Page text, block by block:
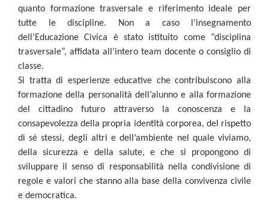
quanto formazione trasversale e riferimento ideale per
tutte le discipline. Non a caso l’insegnamento
dell’Educazione Civica è stato istituito come “disciplina
trasversale”, affidata all’intero team docente o consiglio di
classe.
Si tratta di esperienze educative che contribuiscono alla
formazione della personalità dell’alunno e alla formazione
del cittadino futuro attraverso la conoscenza e la
consapevolezza della propria identità corporea, del rispetto
di sé stessi, degli altri e dell’ambiente nel quale viviamo,
della sicurezza e della salute, e che si propongono di
sviluppare il senso di responsabilità nella condivisione di
regole e valori che stanno alla base della convivenza civile
e democratica.